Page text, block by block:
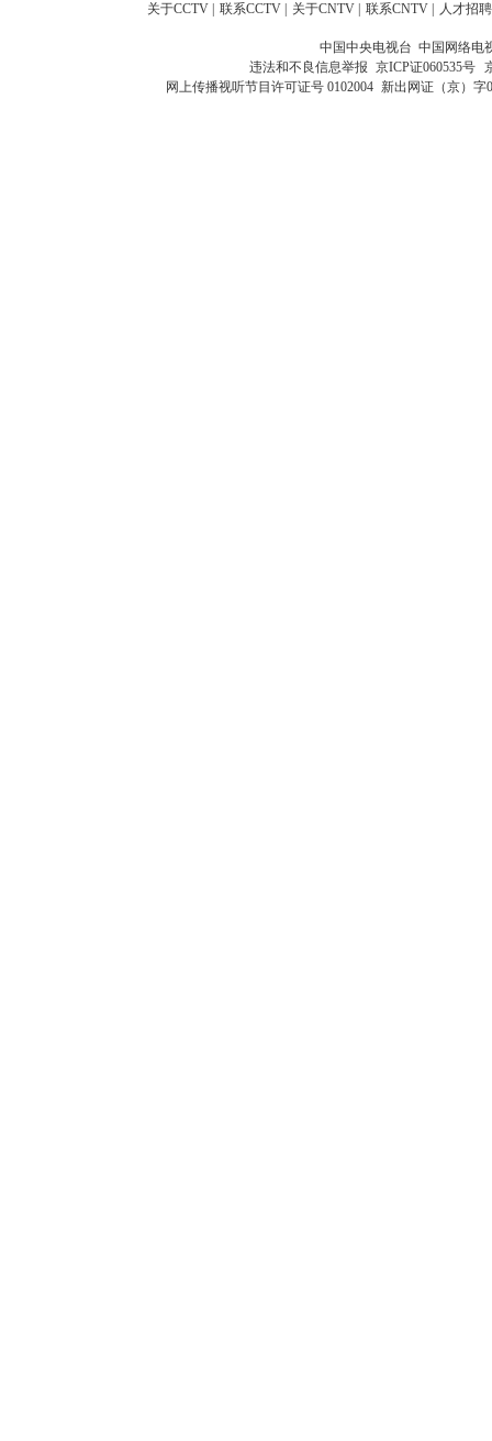
关于CCTV 联系CCTV 关于CNTV 联系CNTV 人才招聘
中国中央电视台 中国网络电
违法和不良信息举报 京ICP证060535号
网上传播视听节目许可证号 0102004 新出网证（京）